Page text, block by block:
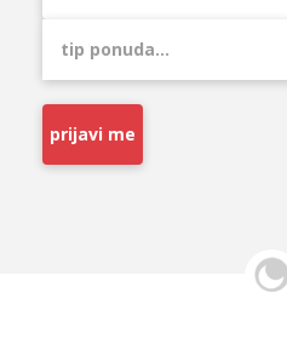
prijavi me